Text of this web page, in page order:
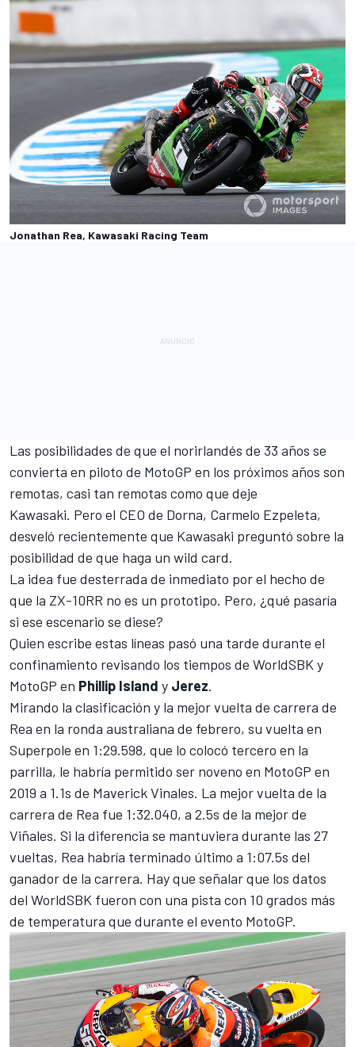
Jonathan Rea, Kawasaki Racing Team
Las posibilidades de que el norirlandés de 33 años se
convierta en piloto de MotoGP en los próximos años son
remotas, casi tan remotas como que deje
Kawasaki. Pero el CEO de Dorna, Carmelo Ezpeleta,
desveló recientemente que Kawasaki preguntó sobre la
posibilidad de que haga un wild card.
La idea fue desterrada de inmediato por el hecho de
que la ZX-10RR no es un prototipo. Pero, ¿qué pasaría
si ese escenario se diese?
Quien escribe estas líneas pasó una tarde durante el
confinamiento revisando los tiempos de WorldSBK y
MotoGP en Phillip Island y Jerez.
Mirando la clasificación y la mejor vuelta de carrera de
Rea en la ronda australiana de febrero, su vuelta en
Superpole en 1:29.598, que lo colocó tercero en la
parrilla, le habría permitido ser noveno en MotoGP en
2019 a 1.1s de Maverick Vinales. La mejor vuelta de la
carrera de Rea fue 1:32.040, a 2.5s de la mejor de
Viñales. Si la diferencia se mantuviera durante las 27
vueltas, Rea habría terminado último a 1:07.5s del
ganador de la carrera. Hay que señalar que los datos
del WorldSBK fueron con una pista con 10 grados más
de temperatura que durante el evento MotoGP.